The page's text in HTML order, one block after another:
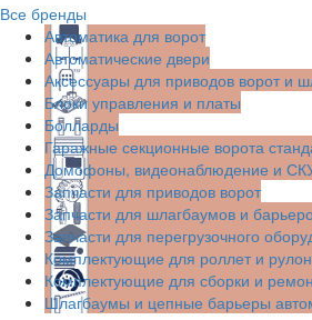
Все бренды
Автоматика для ворот
Автоматические двери
Аксессуары для приводов ворот и
Блоки управления и платы
Болларды
Гаражные секционные ворота
Домофоны, видеонаблюдение и
Запчасти для приводов ворот
Запчасти для шлагбаумов и
Запчасти для перегрузочного
Комплектующие для роллет и
Комплектующие для сборки и
Шлагбаумы и цепные барьеры